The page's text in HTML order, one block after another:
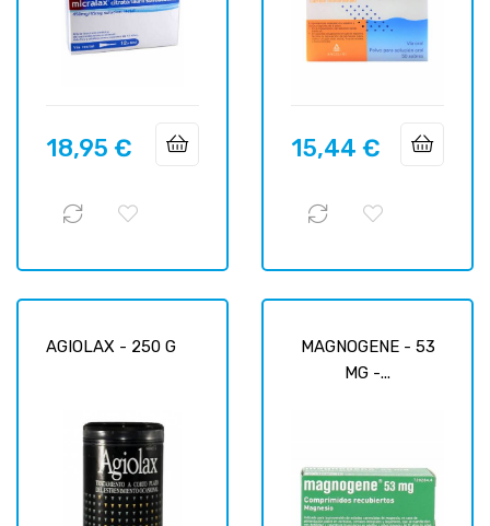
Prix
18,95 € Prix
15,44 €
AGIOLAX - 250 G
MAGNOGENE - 53
MG -...